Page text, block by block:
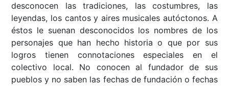
desconocen las tradiciones, las costumbres, las
leyendas, los cantos y aires musicales autóctonos. A
éstos le suenan desconocidos los nombres de los
personajes que han hecho historia o que por sus
logros tienen connotaciones especiales en el
colectivo local. No conocen al fundador de sus
pueblos y no saben las fechas de fundación o fechas